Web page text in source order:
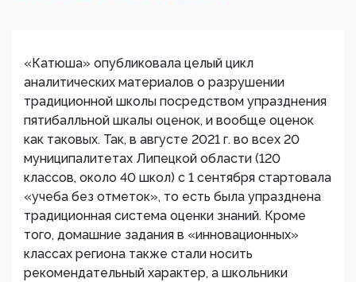
«Катюша» опубликовала целый цикл
аналитических материалов о разрушении
традиционной школы посредством упразднения
пятибалльной шкалы оценок, и вообще оценок
как таковых. Так, в августе 2021 г. во всех 20
муниципалитетах Липецкой области (120
классов, около 40 школ) с 1 сентября стартовала
«учеба без отметок», то есть была упразднена
традиционная система оценки знаний. Кроме
того, домашние задания в «инновационных»
классах региона также стали носить
рекомендательный характер, а школьники